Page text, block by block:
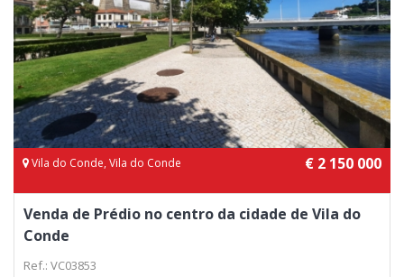
Vila do Conde, Vila do Conde € 2 150 000
Venda de Prédio no centro da cidade de Vila do
Conde
Ref.: VC03853